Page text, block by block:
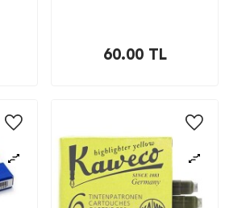
60.00TL